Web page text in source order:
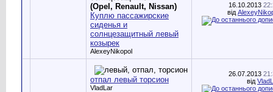
(Opel, Renault, Nissan)
Куплю пассажирские
сиденья и
солнцезащитный левый
козырек
AlexeyNikopol
16.10.2013
від
отпал левый торсион
VladLar
26.07.2013
від